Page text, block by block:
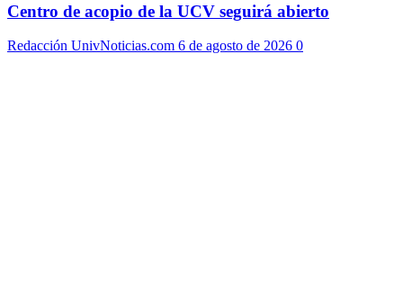
Centro de acopio de la UCV seguirá abierto
Redacción UnivNoticias.com 6 de agosto de 2026 0